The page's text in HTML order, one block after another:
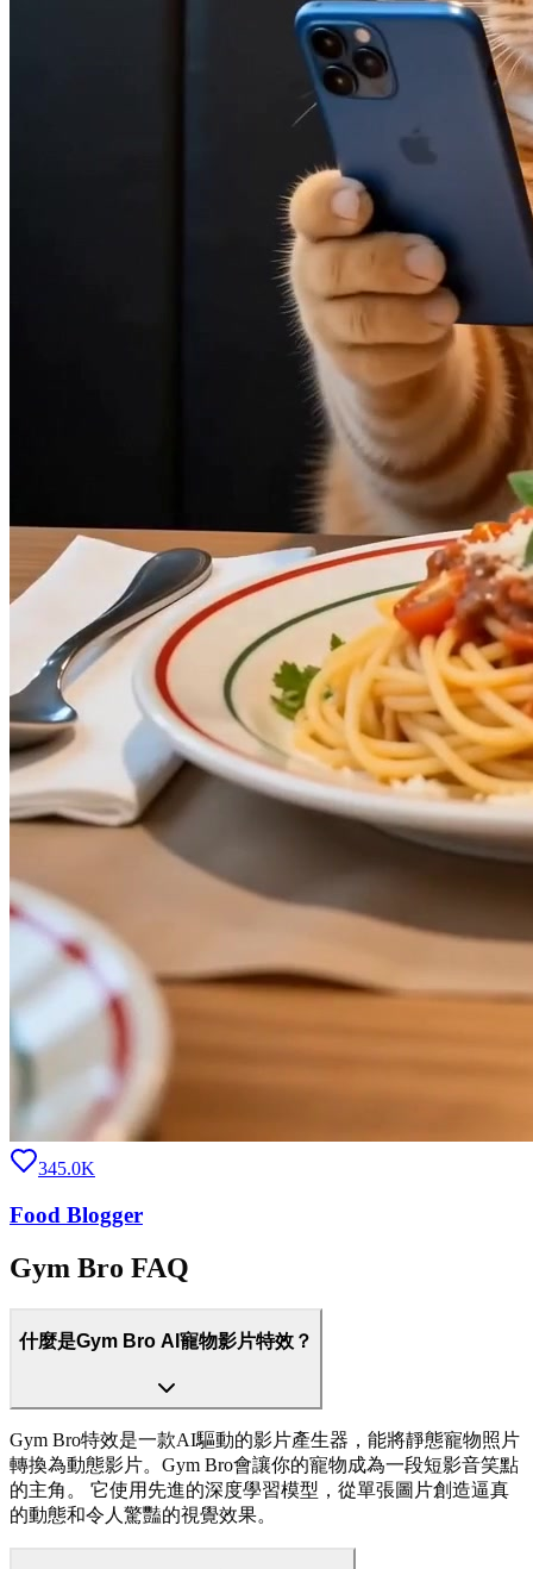
345.0K
Food Blogger
Gym Bro FAQ
什麼是Gym Bro AI寵物影片特效？
Gym Bro特效是一款AI驅動的影片產生器，能將靜態寵物照片
轉換為動態影片。Gym Bro會讓你的寵物成為一段短影音笑點
的主角。 它使用先進的深度學習模型，從單張圖片創造逼真
的動態和令人驚豔的視覺效果。